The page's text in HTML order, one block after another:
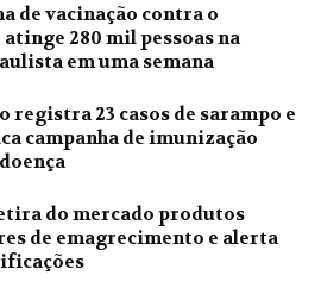
de vacinação contra o
280 mil pessoas na
em uma semana
registra 23 casos de sarampo e
campanha de imunização
do mercado produtos
de emagrecimento e alerta